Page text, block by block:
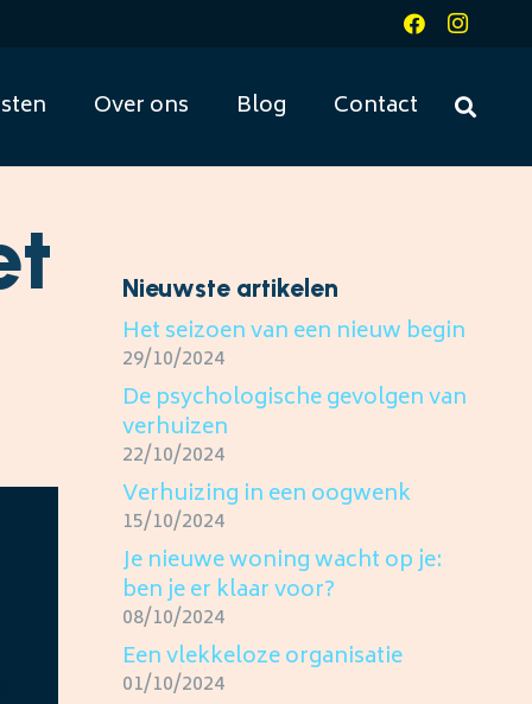
Over ons Blog Contact
Nieuwste artikelen
Het seizoen van een nieuw begin
29/10/2024
De psychologische gevolgen van
verhuizen
22/10/2024
Verhuizing in een oogwenk
15/10/2024
Je nieuwe woning wacht op je:
ben je er klaar voor?
08/10/2024
Een vlekkeloze organisatie
01/10/2024